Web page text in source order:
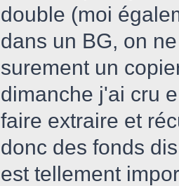
double (moi
dans un BG, on
surement un
dimanche j'ai cru
faire extraire et
donc des fonds
est tellement